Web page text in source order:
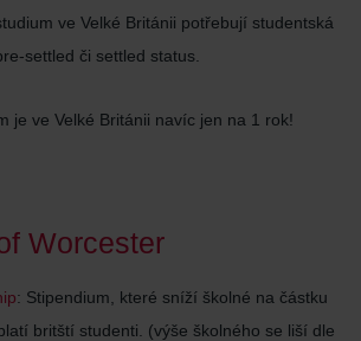
ve Velké Británii potřebují studentská
settled či settled status.
je ve Velké Británii navíc jen na 1 rok!
Worcester
: Stipendium, které sníží školné na částku
britští studenti. (výše školného se liší dle